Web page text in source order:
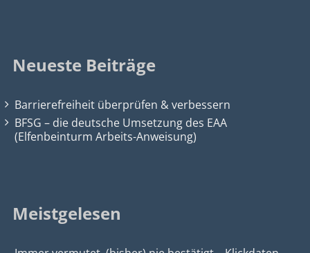
Neueste Beiträge
Barrierefreiheit überprüfen & verbessern
BFSG – die deutsche Umsetzung des EAA
(Elfenbeinturm Arbeits-Anweisung)
Meistgelesen